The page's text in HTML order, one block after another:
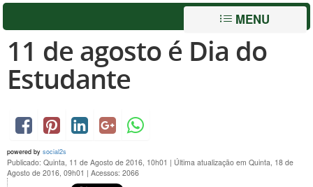
MENU
11 de agosto é Dia do
Estudante
powered by social2s
Publicado: Quinta, 11 de Agosto de 2016, 10h01 | Última atualização em Quinta, 18 de
Agosto de 2016, 09h01 | Acessos: 2066